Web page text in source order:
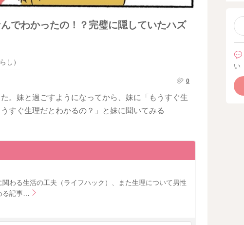
でわかったの！？完璧に隠していたハズ
し）
0
。妹と過ごすようになってから、妹に「もうすぐ生
すぐ生理だとわかるの？」と妹に聞いてみる
わる生活の工夫（ライフハック）、また生理について男性
る記事…
い